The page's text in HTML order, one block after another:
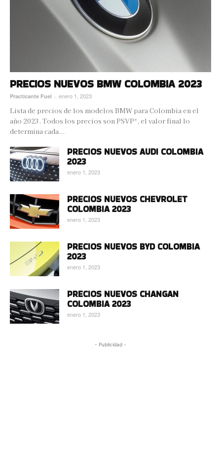
PRECIOS NUEVOS BMW COLOMBIA 2023
Practicante Fuel - enero 1, 2023
Lista de precios de los modelos BMW para Colombia en el
año 2023. Todos los precios son PSVP*, el valor final lo
determina cada...
PRECIOS NUEVOS AUDI COLOMBIA
2023
enero 1, 2023
PRECIOS NUEVOS CHEVROLET
COLOMBIA 2023
enero 1, 2023
PRECIOS NUEVOS BYD COLOMBIA
2023
enero 1, 2023
PRECIOS NUEVOS CHANGAN
COLOMBIA 2023
enero 1, 2023
- Publicidad -